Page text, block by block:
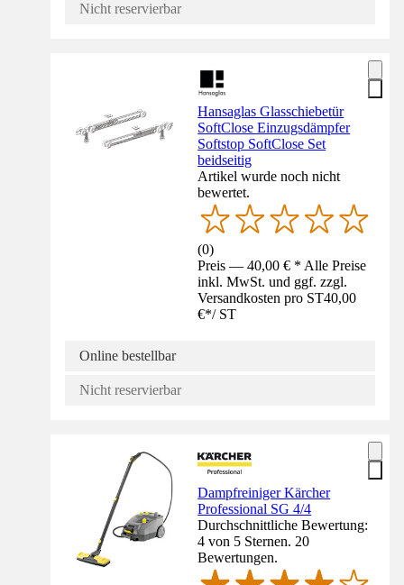
Nicht reservierbar
Hansaglas Glasschiebetür
SoftClose Einzugsdämpfer
Softstop SoftClose Set
beidseitig
Artikel wurde noch nicht
bewertet.
(0)
Preis — 40,00 € * Alle Preise
inkl. MwSt. und ggf. zzgl.
Versandkosten pro ST40,00
€*/ ST
Online bestellbar
Nicht reservierbar
Dampfreiniger Kärcher
Professional SG 4/4
Durchschnittliche Bewertung:
4 von 5 Sternen. 20
Bewertungen.